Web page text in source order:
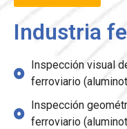
Industria
Inspección visual
ferroviario
Inspección
ferroviario